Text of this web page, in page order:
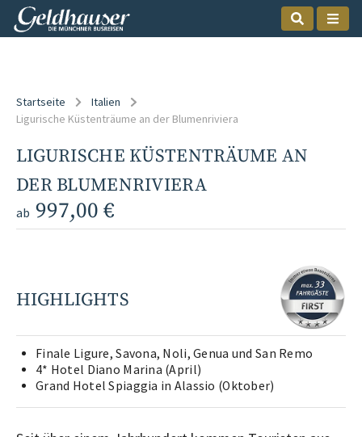
Startseite
Italien
Ligurische Küstenträume an der Blumenriviera
LIGURISCHE KÜSTENTRÄUME AN
DER BLUMENRIVIERA
ab 997,00 €
HIGHLIGHTS
Finale Ligure, Savona, Noli, Genua und San Remo
4* Hotel Diano Marina (April)
Grand Hotel Spiaggia in Alassio (Oktober)